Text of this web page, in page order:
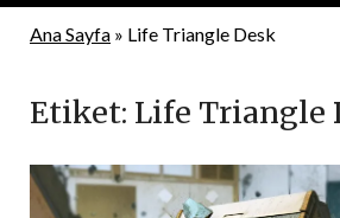
Ana Sayfa » Life Triangle Desk
Etiket: Life Triangle